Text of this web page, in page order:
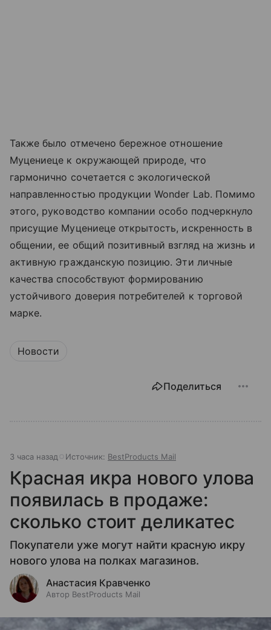
Также было отмечено бережное отношение
Муцениеце к окружающей природе, что
гармонично сочетается с экологической
направленностью продукции Wonder Lab. Помимо
этого, руководство компании особо подчеркнуло
присущие Муцениеце открытость, искренность в
общении, ее общий позитивный взгляд на жизнь и
активную гражданскую позицию. Эти личные
качества способствуют формированию
устойчивого доверия потребителей к торговой
марке.
Новости
Поделиться
3 часа назад Источник: BestProducts Mail
Красная икра нового улова
появилась в продаже:
сколько стоит деликатес
Покупатели уже могут найти красную икру
нового улова на полках магазинов.
Анастасия Кравченко
Автор BestProducts Mail